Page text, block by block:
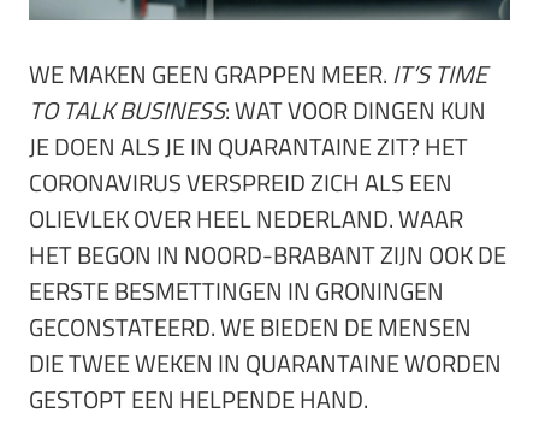
WE MAKEN GEEN GRAPPEN MEER.IT’S TIME
TO TALK BUSINESS: WAT VOOR DINGEN KUN
JE DOEN ALS JE IN QUARANTAINE ZIT? HET
CORONAVIRUS VERSPREID ZICH ALS EEN
OLIEVLEK OVER HEEL NEDERLAND. WAAR
HET BEGON IN NOORD-BRABANT ZIJN OOK DE
EERSTE BESMETTINGEN IN GRONINGEN
GECONSTATEERD. WE BIEDEN DE MENSEN
DIE TWEE WEKEN IN QUARANTAINE WORDEN
GESTOPT EEN HELPENDE HAND.